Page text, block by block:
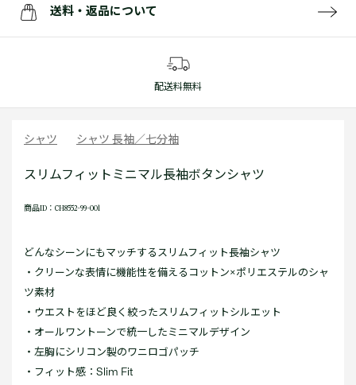
送料・返品について
配送料無料
シャツ シャツ 長袖／七分袖
スリムフィットミニマル長袖ボタンシャツ
商品ID：CH8552-99-001
どんなシーンにもマッチするスリムフィット長袖シャツ
・クリーンな表情に機能性を備えるコットン×ポリエステルのシャ
ツ素材
・ウエストをほど良く絞ったスリムフィットシルエット
・オールワントーンで統一したミニマルデザイン
・左胸にシリコン製のワニロゴパッチ
・フィット感：Slim Fit